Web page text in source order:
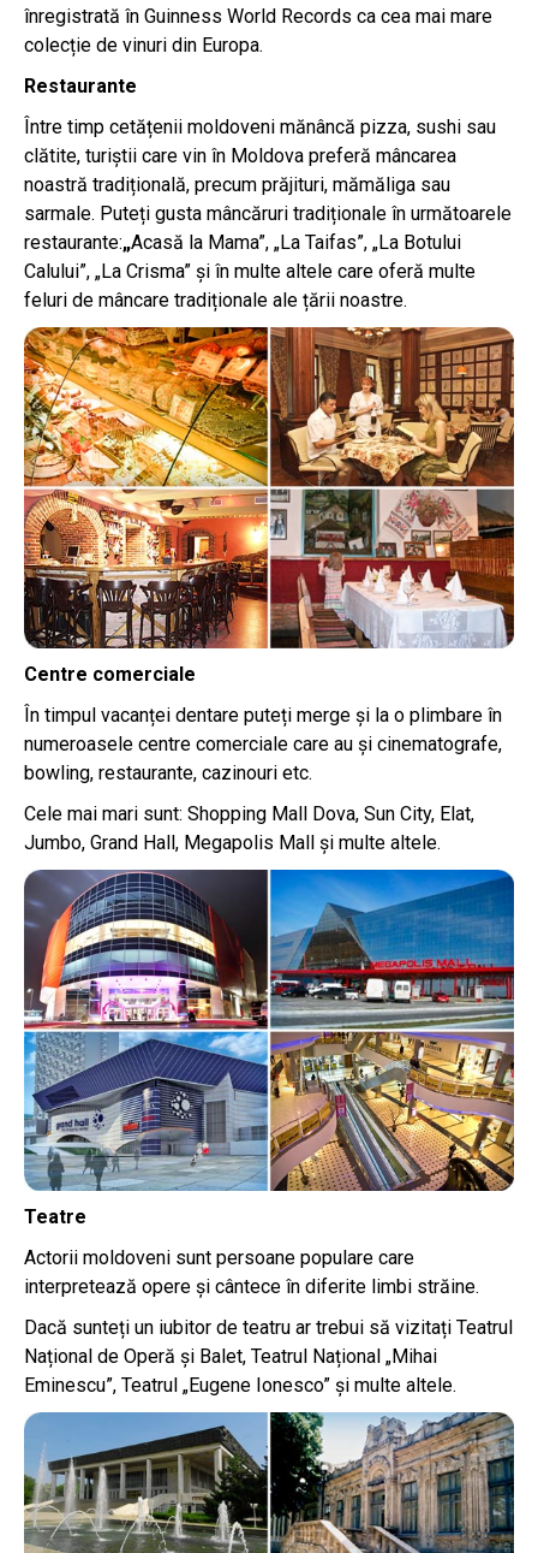
înregistrată în Guinness World Records ca cea mai mare
colecție de vinuri din Europa.
Restaurante
Între timp cetățenii moldoveni mănâncă pizza, sushi sau
clătite, turiștii care vin în Moldova preferă mâncarea
noastră tradițională, precum prăjituri, mămăliga sau
sarmale. Puteți gusta mâncăruri tradiționale în următoarele
restaurante:„Acasă la Mama”, „La Taifas”, „La Botului
Calului”, „La Crisma” și în multe altele care oferă multe
feluri de mâncare tradiționale ale țării noastre.
Centre comerciale
În timpul vacanței dentare puteți merge și la o plimbare în
numeroasele centre comerciale care au și cinematografe,
bowling, restaurante, cazinouri etc.
Cele mai mari sunt: Shopping Mall Dova, Sun City, Elat,
Jumbo, Grand Hall, Megapolis Mall și multe altele.
Teatre
Actorii moldoveni sunt persoane populare care
interpretează opere și cântece în diferite limbi străine.
Dacă sunteți un iubitor de teatru ar trebui să vizitați Teatrul
Național de Operă și Balet, Teatrul Național „Mihai
Eminescu”, Teatrul „Eugene Ionesco” și multe altele.